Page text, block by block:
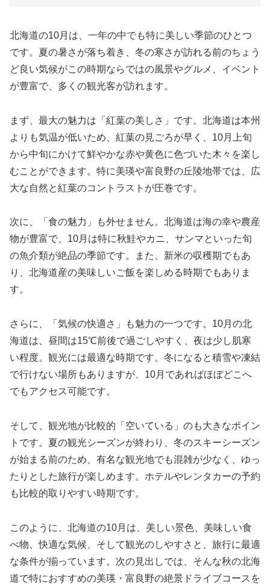
北海道の10月は、一年の中でも特に美しい季節のひとつ
です。夏の暑さが落ち着き、冬の寒さが訪れる前のちょう
ど良い気候がこの時期ならではの風景やグルメ、イベント
が豊富で、多くの観光客が訪れます。
まず、最大の魅力は「紅葉の美しさ」です。北海道は本州
よりも気温が低いため、紅葉の見ごろが早く、10月上旬
から中旬にかけて鮮やかな赤や黄色に色づいた木々を楽し
むことができます。特に美瑛や富良野の丘陵地帯では、広
大な自然と紅葉のコントラストが圧巻です。
次に、「食の魅力」も外せません。北海道は海の幸や農産
物が豊富で、10月は特に秋鮭やカニ、サンマといった旬
の魚介類が絶品の季節です。また、新米の収穫期でもあ
り、北海道産の美味しいご飯を楽しめる時期でもありま
す。
さらに、「気候の快適さ」も魅力の一つです。10月の北
海道は、昼間は15℃前後で過ごしやすく、夜は少し肌寒
い程度。観光には最適な時期です。冬になると積雪や凍結
で行けない場所もありますが、10月であればほぼどこへ
でもアクセス可能です。
そして、観光地が比較的「空いている」のも大きなポイン
トです。夏の観光シーズンが終わり、冬のスキーシーズン
が始まる前のため、有名な観光地でも混雑が少なく、ゆっ
たりとした旅行が楽しめます。ホテルやレンタカーの予約
も比較的取りやすい時期です。
このように、北海道の10月は、美しい景色、美味しい食
べ物、快適な気候、そして観光のしやすさと、旅行に最適
な条件が揃っています。次の見出しでは、そんな秋の北海
道で特におすすめの美瑛・富良野の絶景ドライブコースを